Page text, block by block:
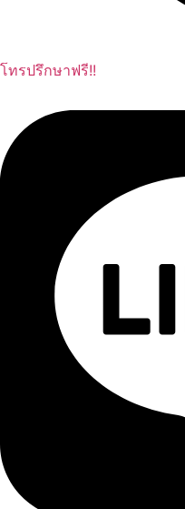
โทรปรึกษาฟรี!!